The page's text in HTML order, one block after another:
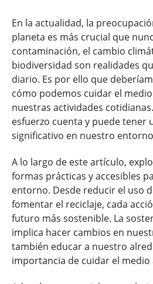
En la actualidad, la
planeta es más crucial que
contaminación, el cambio
biodiversidad son realidades
diario. Es por ello que
cómo podemos cuidar el
nuestras actividades
esfuerzo cuenta y puede tener
significativo en nuestro
A lo largo de este artículo,
formas prácticas y accesibles
entorno. Desde reducir el uso
fomentar el reciclaje, cada
futuro más sostenible. La
implica hacer cambios en
también educar a nuestro
importancia de cuidar el medio